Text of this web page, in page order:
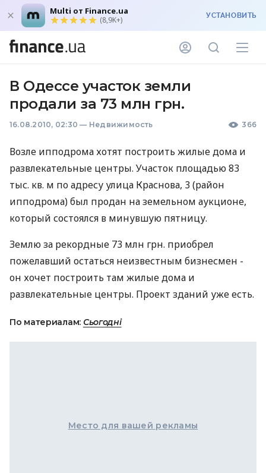
Multi от Finance.ua
(8,9K+) УСТАНОВИТЬ
В Одессе участок земли
продали за 73 млн грн.
16.08.2010, 02:30 — Недвижимость 366
Возле ипподрома хотят построить жилые дома и
развлекательные центры. Участок площадью 83
тыс. кв. м по адресу улица Краснова, 3 (район
ипподрома) был продан на земельном аукционе,
который состоялся в минувшую пятницу.
Землю за рекордные 73 млн грн. приобрел
пожелавший остаться неизвестным бизнесмен -
он хочет построить там жилые дома и
развлекательные центры. Проект зданий уже есть.
По материалам: Сьогодні
Место для вашей рекламы